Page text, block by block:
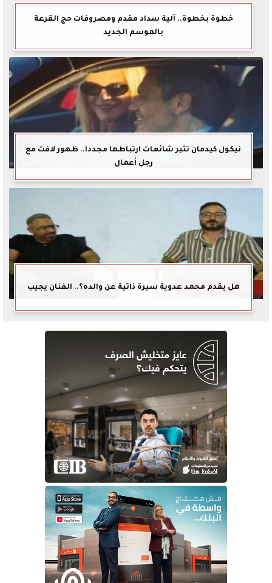
خطوة بخطوة.. آلية سداد مقدم ومصروفات حج القرعة
بالموسم الجديد
نيكول كيدمان تثير شائعات ارتباطها مجددا.. ظهور لافت مع
رجل أعمال
هل يقدم محمد عدوية سيرة ذاتية عن والده؟.. الفنان يجيب